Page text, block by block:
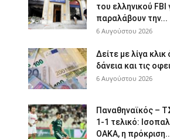
του ελληνικού FBI
παραλάβουν την...
6 Αυγούστου 2026
Δείτε με λίγα
δάνεια και τις
6 Αυγούστου 2026
Παναθηναϊκός –
1-1 τελικό:
ΟΑΚΑ, η